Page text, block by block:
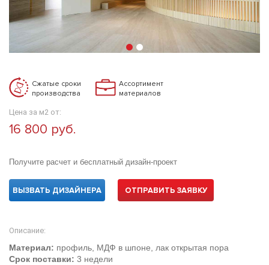
Сжатые сроки
производства
Ассортимент
материалов
Цена за м2 от:
16 800 руб.
Получите расчет и бесплатный дизайн-проект
ВЫЗВАТЬ ДИЗАЙНЕРА ОТПРАВИТЬ ЗАЯВКУ
Описание:
Материал: профиль, МДФ в шпоне, лак открытая пора
Срок поставки: 3 недели